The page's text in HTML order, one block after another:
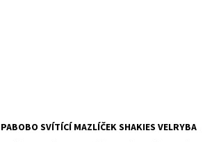
PABOBO SVÍTÍCÍ MAZLÍČEK SHAKIES VELRYBA